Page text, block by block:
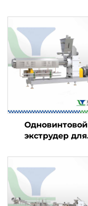
Одновинтовой
экструдер для